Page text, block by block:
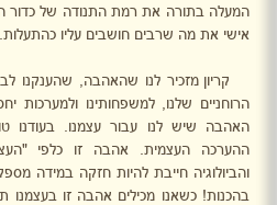
המעלה בתורה את רמת התנודה של כדור
אישי את מה שרבים חושבים עליו כהתעלות.
קריון מזכיר לנו שהאהבה, שהענקנו
הרוחניים שלנו, למשפחותינו
האהבה שיש לנו עבור עצמנו. בעודנו
ההערכה העצמית. אהבה זו כלפי
והביולוגיה חייבת להיות חזקה במידה
בהכנות! כשאנו מכילים אהבה זו בעצמנו